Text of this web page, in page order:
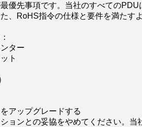
優先事項です。当社のすべての
、RoHS指令の仕様と要件を満たす
ター
ト
アップグレードする
ョンとの妥協をやめてください。